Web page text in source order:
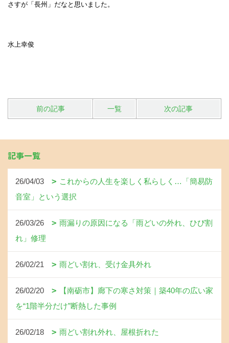
さすが「長州」だなと思いました。
水上幸俊
前の記事 一覧 次の記事
記事一覧
26/04/03
これからの人生を楽しく私らしく…「簡易防
音室」という選択
26/03/26
雨漏りの原因になる「雨どいの外れ、ひび割
れ」修理
26/02/21 雨どい割れ、受け金具外れ
26/02/20
【南砺市】廊下の寒さ対策｜築40年の広い家
を“1階半分だけ”断熱した事例
26/02/18 雨どい割れ外れ、屋根折れた